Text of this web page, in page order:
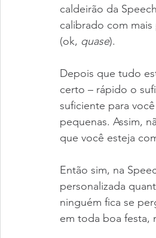
caldeirão da
calibrado com
(ok, quase).
Depois que tudo
certo – rápido o
suficiente para
pequenas. Assim,
que você esteja
Então sim, na
personalizada
ninguém fica se
em toda boa festa,